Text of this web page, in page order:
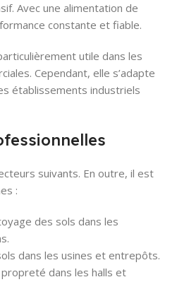
Avec une alimentation de
constante et fiable.
utile dans les
Cependant, elle s’adapte
établissements industriels
suivants. En outre, il est
:
des sols dans les
dans les usines et entrepôts.
dans les halls et